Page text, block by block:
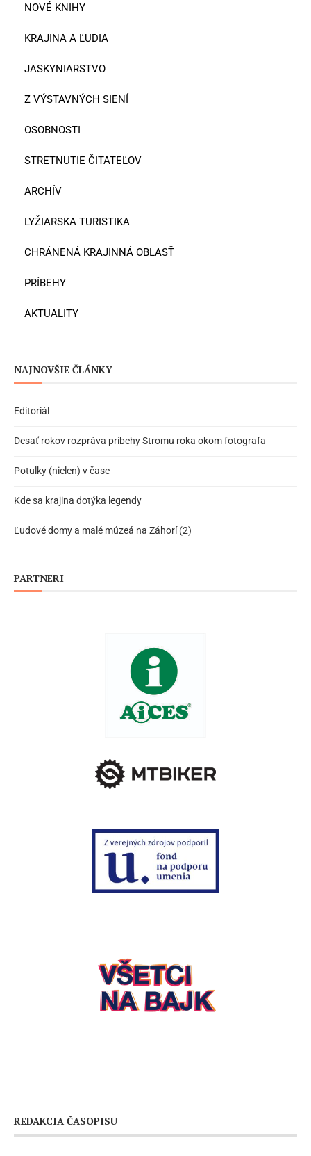
NOVÉ KNIHY
KRAJINA A ĽUDIA
JASKYNIARSTVO
Z VÝSTAVNÝCH SIENÍ
OSOBNOSTI
STRETNUTIE ČITATEĽOV
ARCHÍV
LYŽIARSKA TURISTIKA
CHRÁNENÁ KRAJINNÁ OBLASŤ
PRÍBEHY
AKTUALITY
NAJNOVŠIE ČLÁNKY
Editoriál
Desať rokov rozpráva príbehy Stromu roka okom fotografa
Potulky (nielen) v čase
Kde sa krajina dotýka legendy
Ľudové domy a malé múzeá na Záhorí (2)
PARTNERI
REDAKCIA ČASOPISU